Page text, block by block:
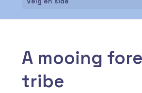
A mooing
tribe